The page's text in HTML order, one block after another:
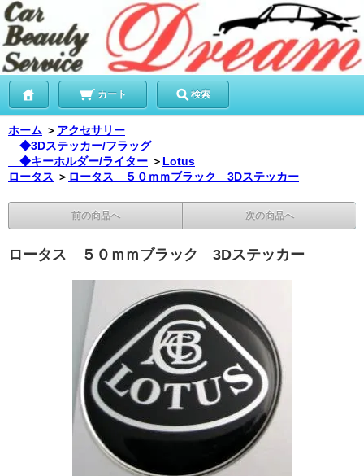
カート 検索
ホーム ＞ アクセサリー
◆3Dステッカー/フラッグ
◆キーホルダー/ライター ＞ Lotus
ロータス ＞ ロータス ５０ｍｍブラック 3Dステッカー
前の商品へ 次の商品へ
ロータス ５０ｍｍブラック 3Dステッカー